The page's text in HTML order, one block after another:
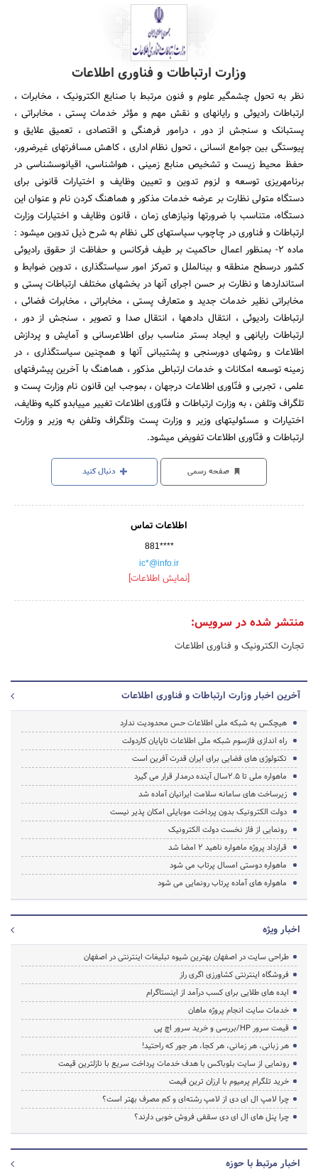
وزارت ارتباطات و فناوری اطلاعات
نظر به تحول چشمگیر علوم و فنون مرتبط با صنایع الکترونیک ، مخابرات ،
ارتباطات رادیوئی و رایانه‎ای و نقش مهم و مؤثر خدمات پستی ، مخابراتی ،
پست‎بانک و سنجش از دور ، درامور فرهنگی و اقتصادی ، تعمیق علایق و
پیوستگی بین جوامع انسانی ، تحول نظام اداری ، کاهش مسافرتهای غیرضرور،
حفظ محیط زیست و تشخیص منابع زمینی ، هواشناسی، اقیانوس‎شناسی در
برنامه‎ریزی توسعه و لزوم تدوین و تعیین وظایف و اختیارات قانونی برای
دستگاه متولی نظارت بر عرضه خدمات مذکور و هماهنگ کردن نام و عنوان این
دستگاه، متناسب با ضرورتها ونیازهای زمان ، قانون وظایف و اختیارات وزارت
ارتباطات و فناوری در چاچوب سیاستهای کلی نظام به شرح ذیل تدوین می‎شود :
ماده 2- بمنظور اعمال حاکمیت بر طیف فرکانس و حفاظت از حقوق رادیوئی
کشور درسطح منطقه و بین‎الملل و تمرکز امور سیاستگذاری ، تدوین ضوابط و
استانداردها و نظارت بر حسن اجرای آنها در بخشهای مختلف ارتباطات پستی و
مخابراتی نظیر خدمات جدید و متعارف پستی ، مخابراتی ، مخابرات فضائی ،
ارتباطات رادیوئی ، انتقال داده‎ها ، انتقال صدا و تصویر ، سنجش از دور ،
ارتباطات رایانه‎ی و ایجاد بستر مناسب برای اطلاع‎رسانی و آمایش و پردازش
اطلاعات و روشهای دورسنجی و پشتیبانی آنها و همچنین سیاستگذاری ، در
زمینه توسعه امکانات و خدمات ارتباطی مذکور ، هماهنگ با آخرین پیشرفتهای
علمی ، تجربی و فنّاوری اطلاعات درجهان ، بموجب این قانون نام وزارت پست و
تلگراف وتلفن ، به وزارت ارتباطات و فنّاوری اطلاعات تغییر می‎یابدو کلیه وظایف،
اختیارات و مسئولیتهای وزیر و وزارت پست وتلگراف وتلفن به وزیر و وزارت
ارتباطات و فنّاوری اطلاعات تفویض می‎شود.
صفحه رسمی دنبال کنید
اطلاعات تماس
881****
ic*@info.ir
[نمایش اطلاعات]
منتشر شده در سرویس:
تجارت الکترونیک و فناوری اطلاعات
آخرین اخبار وزارت ارتباطات و فناوری اطلاعات
هیچکس به شبکه ملی اطلاعات حس محدودیت ندارد
راه اندازی فازسوم شبکه ملی اطلاعات تاپایان کاردولت
تکنولوژی های فضایی برای ایران قدرت آفرین است
ماهواره ملی تا 2.5سال آینده درمدار قرار می گیرد
زیرساخت های سامانه سلامت ایرانیان آماده شد
دولت الکترونیک بدون پرداخت موبایلی امکان پذیر نیست
رونمایی از فاز نخست دولت الکترونیک
قرارداد پروژه ماهواره ناهید 2 امضا شد
ماهواره دوستی امسال پرتاب می شود
ماهواره های آماده پرتاب رونمایی می شود
اخبار ویژه
طراحی سایت در اصفهان بهترین شیوه تبلیغات اینترنتی در اصفهان
فروشگاه اینترنتی کشاورزی اگری راز
ایده های طلایی برای کسب درآمد از اینستاگرام
خدمات سایت انجام پروژه ماهان
قیمت سرور HP/بررسی و خرید سرور اچ پی
هر زبانی، هر زمانی، هر کجا، هر جور که راحتید!
رونمایی از سایت بلوباکس با هدف خدمات پرداخت سریع با نازلترین قیمت
خرید تلگرام پرمیوم با ارزان ترین قیمت
چرا لامپ ال ای دی از لامپ رشته‌ای و کم مصرف بهتر است؟
چرا پنل های ال ای دی سقفی فروش خوبی دارند؟
اخبار مرتبط با حوزه